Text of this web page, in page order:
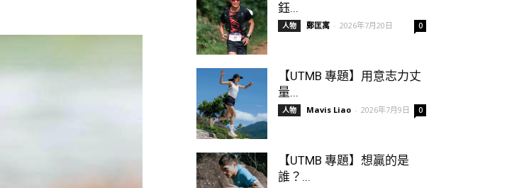
鈺...
人物 鄭匡寓 - 2026年7月20日 0
【UTMB 專題】用意志力丈
量...
人物 Mavis Liao - 2026年7月9日 0
【UTMB 專題】想贏的是
誰？...